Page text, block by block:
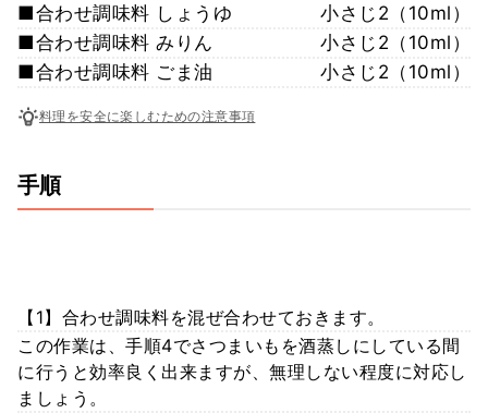
■合わせ調味料 しょうゆ
小さじ2（10ml）
■合わせ調味料 みりん
小さじ2（10ml）
■合わせ調味料 ごま油
小さじ2（10ml）
料理を安全に楽しむための注意事項
手順
【1】合わせ調味料を混ぜ合わせておきます。
この作業は、手順4でさつまいもを酒蒸しにしている間
に行うと効率良く出来ますが、無理しない程度に対応し
ましょう。